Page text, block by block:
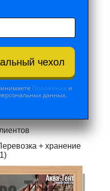
чехол
Положение и
данных.
+ хранение